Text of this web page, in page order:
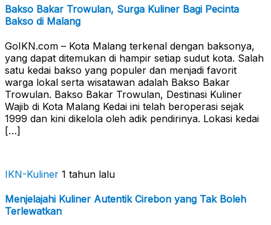
Bakso Bakar Trowulan, Surga Kuliner Bagi Pecinta
Bakso di Malang
GoIKN.com – Kota Malang terkenal dengan baksonya,
yang dapat ditemukan di hampir setiap sudut kota. Salah
satu kedai bakso yang populer dan menjadi favorit
warga lokal serta wisatawan adalah Bakso Bakar
Trowulan. Bakso Bakar Trowulan, Destinasi Kuliner
Wajib di Kota Malang Kedai ini telah beroperasi sejak
1999 dan kini dikelola oleh adik pendirinya. Lokasi kedai
[…]
IKN-Kuliner 1 tahun lalu
Menjelajahi Kuliner Autentik Cirebon yang Tak Boleh
Terlewatkan